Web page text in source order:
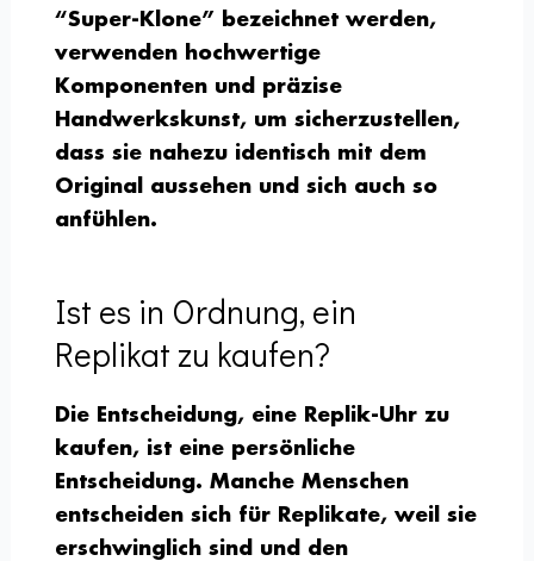
“Super-Klone” bezeichnet werden,
verwenden hochwertige
Komponenten und präzise
Handwerkskunst, um sicherzustellen,
dass sie nahezu identisch mit dem
Original aussehen und sich auch so
anfühlen.
Ist es in Ordnung, ein
Replikat zu kaufen?
Die Entscheidung, eine Replik-Uhr zu
kaufen, ist eine persönliche
Entscheidung. Manche Menschen
entscheiden sich für Replikate, weil sie
erschwinglich sind und den